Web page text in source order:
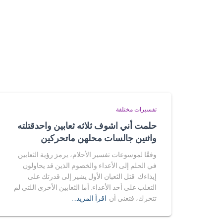
تفسيرات مختلفة
حلمت أني اشوف ثلاثه ثعابين واحدقتلته
واثنين جالسات محلهن ماتحركين
وفقًا لموسوعات تفسير الأحلام، يرمز رؤية الثعابين
في الحلم إلى الأعداء والخصوم الذين قد يحاولون
إيذاءك. قتل الثعبان الأول يشير إلى قدرتك على
التغلب على أحد الأعداء. أما الثعابين الأخرى اللتي لم
تتحرك، فتعني أن اقرأ المزيد…